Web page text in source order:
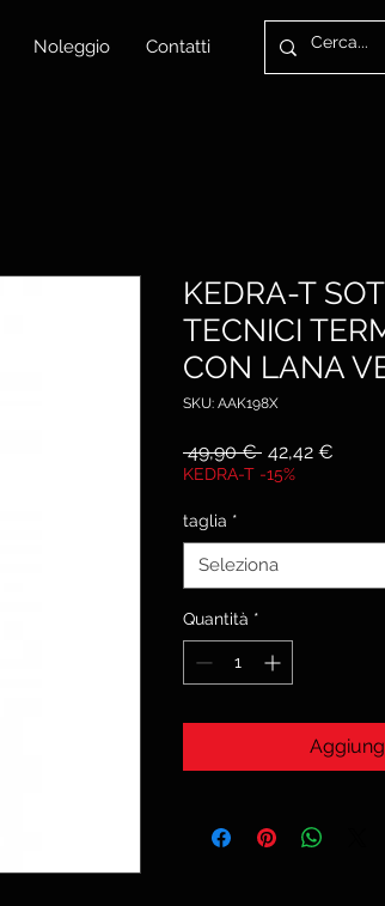
Noleggio Contatti
KEDRA-T
TECNICI
CON LANA
SKU: AAK198X
49,90 € Prezzo
regolare
42,42 €
KEDRA-T -15%
taglia *
Seleziona
Quantità *